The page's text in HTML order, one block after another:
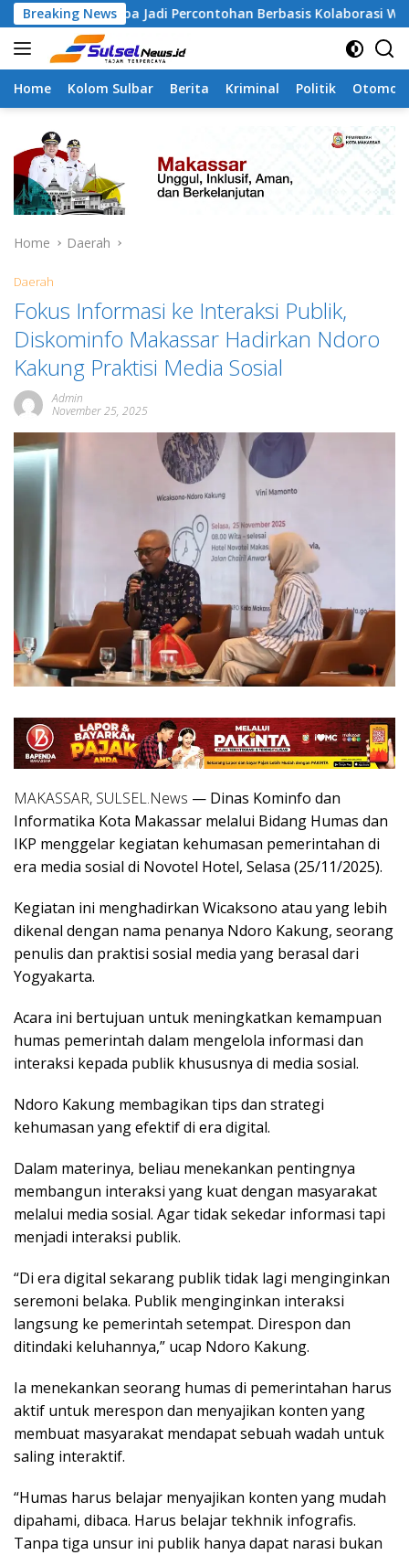
Skip
to
content
Breaking News
Jadi Percontohan Berbasis Kolaborasi Warga
Home Kolom Sulbar Berita Kriminal Politik
Home Daerah
Daerah
Fokus Informasi ke Interaksi Publik,
Diskominfo Makassar Hadirkan Ndoro
Kakung Praktisi Media Sosial
Admin
November 25, 2025
MAKASSAR, SULSEL.News — Dinas Kominfo dan
Informatika Kota Makassar melalui Bidang Humas dan
IKP menggelar kegiatan kehumasan pemerintahan di
era media sosial di Novotel Hotel, Selasa (25/11/2025).
Kegiatan ini menghadirkan Wicaksono atau yang lebih
dikenal dengan nama penanya Ndoro Kakung, seorang
penulis dan praktisi sosial media yang berasal dari
Yogyakarta.
Acara ini bertujuan untuk meningkatkan kemampuan
humas pemerintah dalam mengelola informasi dan
interaksi kepada publik khususnya di media sosial.
Ndoro Kakung membagikan tips dan strategi
kehumasan yang efektif di era digital.
Dalam materinya, beliau menekankan pentingnya
membangun interaksi yang kuat dengan masyarakat
melalui media sosial. Agar tidak sekedar informasi tapi
menjadi interaksi publik.
“Di era digital sekarang publik tidak lagi menginginkan
seremoni belaka. Publik menginginkan interaksi
langsung ke pemerintah setempat. Direspon dan
ditindaki keluhannya,” ucap Ndoro Kakung.
Ia menekankan seorang humas di pemerintahan harus
aktif untuk merespon dan menyajikan konten yang
membuat masyarakat mendapat sebuah wadah untuk
saling interaktif.
“Humas harus belajar menyajikan konten yang mudah
dipahami, dibaca. Harus belajar tekhnik infografis.
Tanpa tiga unsur ini publik hanya dapat narasi bukan